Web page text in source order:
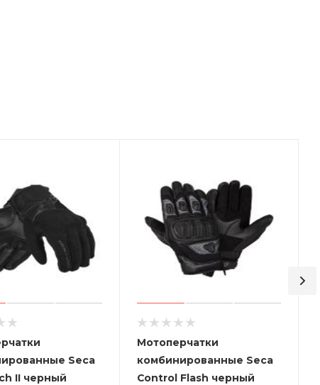
Seca
II черный
Мотоперчатки
комбинированные Seca
Control Flash черный